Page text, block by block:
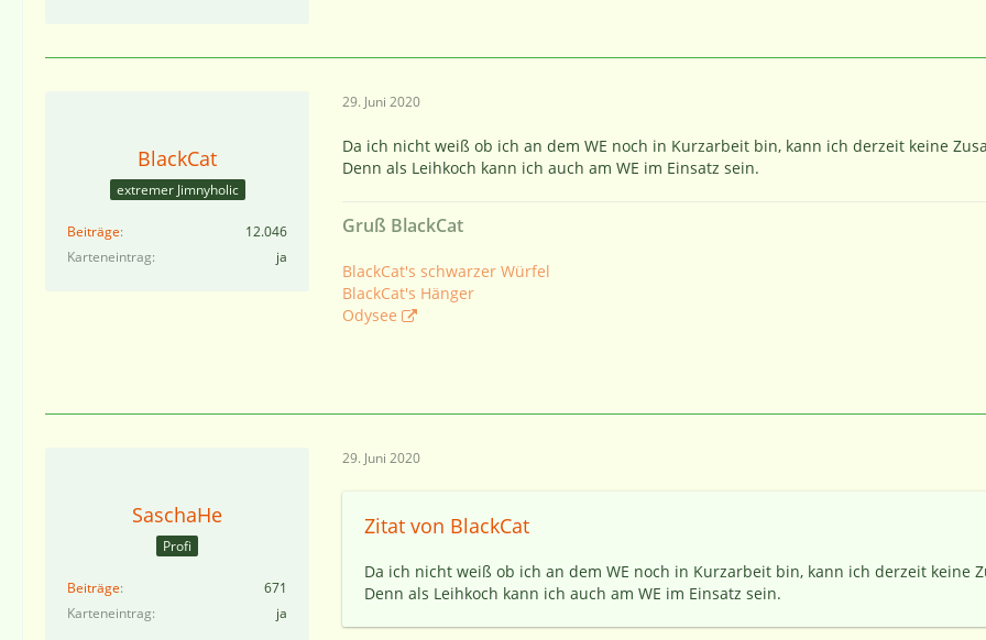
BlackCat
extremer Jimnyholic
Beiträge
12.046
Karteneintrag
ja
29. Juni 2020
Da ich nicht weiß ob ich an dem WE noch in Kurzarbeit bin, kann ich derzeit keine
Denn als Leihkoch kann ich auch am WE im Einsatz sein.
Gruß BlackCat
BlackCat's schwarzer Würfel
BlackCat's Hänger
Odysee
SaschaHe
Profi
Beiträge
671
Karteneintrag
ja
29. Juni 2020
Zitat von BlackCat
Da ich nicht weiß ob ich an dem WE noch in Kurzarbeit bin, kann ich derzeit keine
Denn als Leihkoch kann ich auch am WE im Einsatz sein.